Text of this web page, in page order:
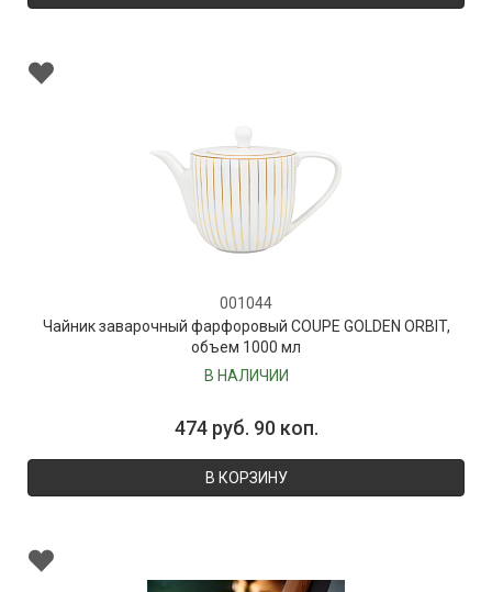
001044
Чайник заварочный фарфоровый COUPE GOLDEN ORBIT,
объем 1000 мл
В НАЛИЧИИ
474 руб. 90 коп.
В КОРЗИНУ